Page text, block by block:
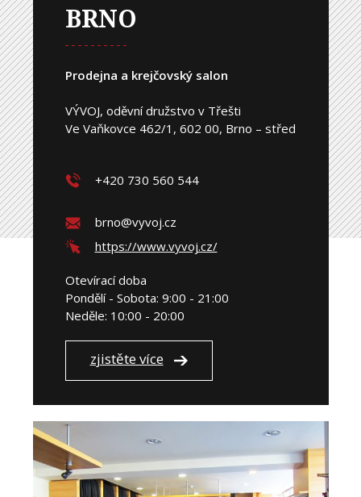
BRNO
Prodejna a krejčovský salon
VÝVOJ, oděvní družstvo v Třešti
Ve Vaňkovce 462/1, 602 00, Brno – střed
+420 730 560 544
brno@vyvoj.cz
https://www.vyvoj.cz/
Otevírací doba
Pondělí - Sobota: 9:00 - 21:00
Neděle: 10:00 - 20:00
zjistěte více